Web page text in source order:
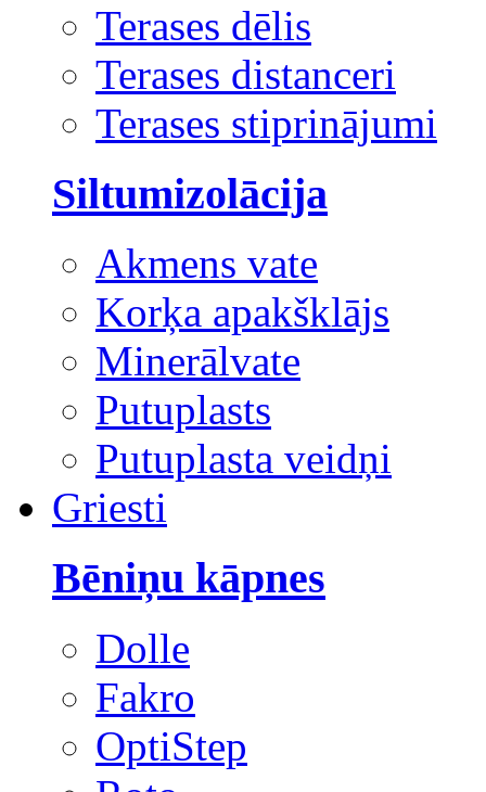
Terases dēlis
Terases distanceri
Terases stiprinājumi
Siltumizolācija
Akmens vate
Korķa apakšklājs
Minerālvate
Putuplasts
Putuplasta veidņi
Griesti
Bēniņu kāpnes
Dolle
Fakro
OptiStep